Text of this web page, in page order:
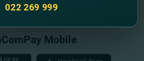
de Garantare a Depozitelor
din Republica Moldova
Mobile
022 269 999